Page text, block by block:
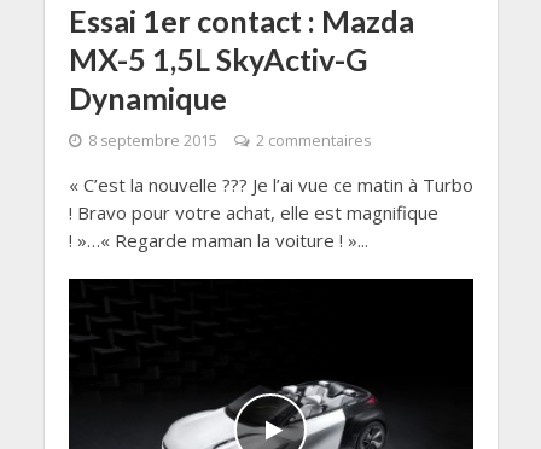
Essai 1er contact : Mazda
MX-5 1,5L SkyActiv-G
Dynamique
8 septembre 2015 2 commentaires
« C’est la nouvelle ??? Je l’ai vue ce matin à Turbo
! Bravo pour votre achat, elle est magnifique
! »…« Regarde maman la voiture ! »...